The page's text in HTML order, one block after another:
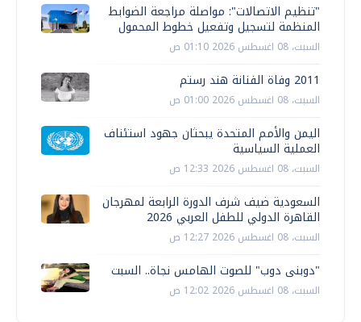
"تنظيم الاتصالات": مواصلة مراجعة الضوابط
المنظمة لتسجيل وتفعيل خطوط المحمول
السبت، 08 اغسطس 2026 01:10 ص
2011 وفاة الفنانة هند رستم
السبت، 08 اغسطس 2026 01:00 ص
اليمن والأمم المتحدة يبحثان جهود استئناف
العملية السياسية
السبت، 08 اغسطس 2026 12:33 ص
السعودية ضيف شرف الدورة الرابعة لمهرجان
القاهرة الدولي للطفل العربي 2026
السبت، 08 اغسطس 2026 12:27 ص
"دوبنى دوب" للصوت الهامس نجاة.. السبت
السبت، 08 اغسطس 2026 12:02 ص